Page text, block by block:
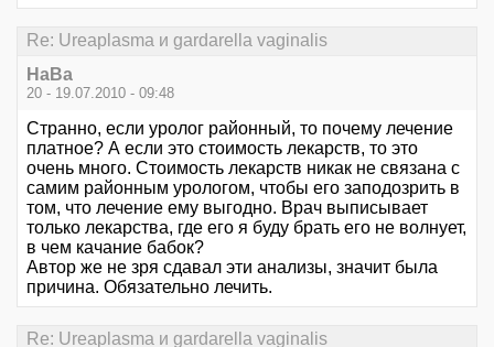
Re: Ureaplasma и gardarella vaginalis
НаВа
20 - 19.07.2010 - 09:48
Странно, если уролог районный, то почему лечение
платное? А если это стоимость лекарств, то это
очень много. Стоимость лекарств никак не связана с
самим районным урологом, чтобы его заподозрить в
том, что лечение ему выгодно. Врач выписывает
только лекарства, где его я буду брать его не волнует,
в чем качание бабок?
Автор же не зря сдавал эти анализы, значит была
причина. Обязательно лечить.
Re: Ureaplasma и gardarella vaginalis